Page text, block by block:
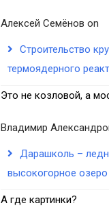
Алексей Семёнов on
Строительство
термоядерного
Это не козловой, а
Владимир
Дарашколь –
высокогорное
А где картинки?